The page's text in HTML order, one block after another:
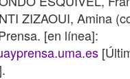
ZIZAOUI, Amina
[en línea]: